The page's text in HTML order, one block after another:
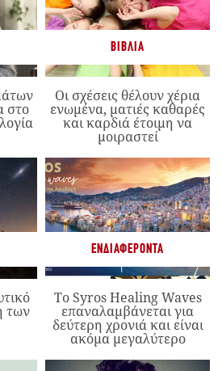
στο
ΒΙΒΛΊΑ
Οι σχέσεις θέλουν χέρια
ενωμένα, ματιές καθαρές
και καρδιά έτοιμη να
μοιραστεί
των
ΕΝΔΙΑΦΈΡΟΝΤΑ
Το Syros Healing Waves
επαναλαμβάνεται για
δεύτερη χρονιά και είναι
ακόμα μεγαλύτερο